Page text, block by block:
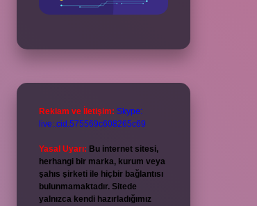
Reklam ve İletişim: Skype:
live:.cid.575569c608265c69
Yasal Uyarı: Bu internet sitesi,
herhangi bir marka, kurum veya
şahıs şirketi ile hiçbir bağlantısı
bulunmamaktadır. Sitede
yalnızca kendi hazırladığımız